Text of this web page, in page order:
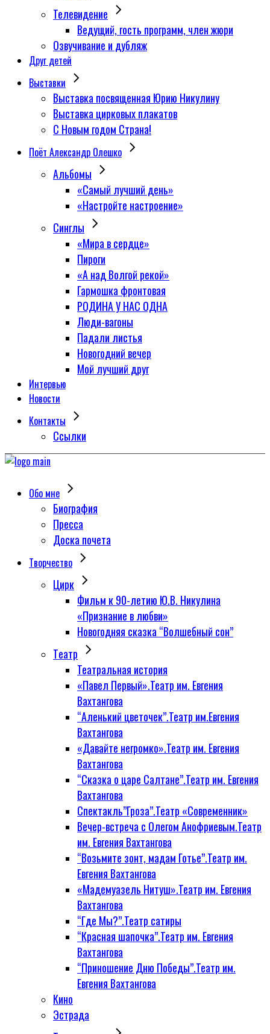
Телевидение
Ведущий, гость программ, член жюри
Озвучивание и дубляж
Друг детей
Выставки
Выставка посвященная Юрию Никулину
Выставка цирковых плакатов
С Новым годом Страна!
Поёт Александр Олешко
Альбомы
«Самый лучший день»
«Настройте настроение»
Синглы
«Мира в сердце»
Пироги
«А над Волгой рекой»
Гармошка фронтовая
РОДИНА У НАС ОДНА
Люди-вагоны
Падали листья
Новогодний вечер
Мой лучший друг
Интервью
Новости
Контакты
Сcылки
Обо мне
Биография
Пресса
Доска почета
Творчество
Цирк
Фильм к 90-летию Ю.В. Никулина
«Признание в любви»
Новогодняя сказка “Волшебный сон”
Tеатр
Театральная история
«Павел Первый».Театр им. Евгения
Вахтангова
“Аленький цветочек”.Театр им.Евгения
Вахтангова
«Давайте негромко».Театр им. Евгения
Вахтангова
“Сказка о царе Салтане”.Театр им. Евгения
Вахтангова
Спектакль”Гроза”.Театр «Современник»
Вечер-встреча с Олегом Анофриевым.Театр
им. Евгения Вахтангова
“Возьмите зонт, мадам Готье”.Театр им.
Евгения Вахтангова
«Мадемуазель Нитуш».Театр им. Евгения
Вахтангова
“Где Мы?”.Театр сатиры
“Красная шапочка”.Театр им. Евгения
Вахтангова
“Приношение Дню Победы”.Театр им.
Евгения Вахтангова
Кино
Эстрада